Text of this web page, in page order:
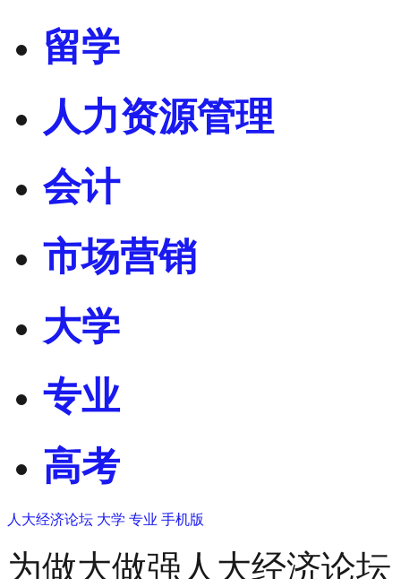
留学
人力资源管理
会计
市场营销
大学
专业
高考
人大经济论坛 大学 专业 手机版
为做大做强人大经济论